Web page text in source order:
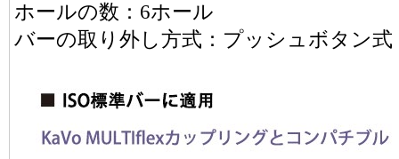
ホールの数：6ホール
バーの取り外し方式：プッシュボタン式